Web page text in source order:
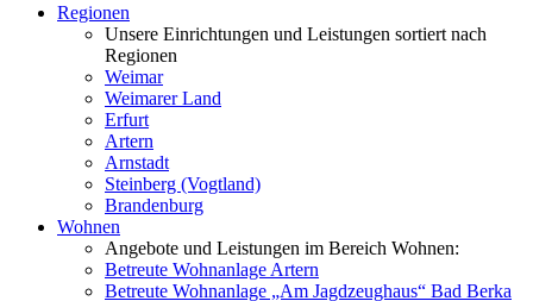
Regionen
Unsere Einrichtungen und Leistungen sortiert nach
Regionen
Weimar
Weimarer Land
Erfurt
Artern
Arnstadt
Steinberg (Vogtland)
Brandenburg
Wohnen
Angebote und Leistungen im Bereich Wohnen:
Betreute Wohnanlage Artern
Betreute Wohnanlage „Am Jagdzeughaus“ Bad Berka